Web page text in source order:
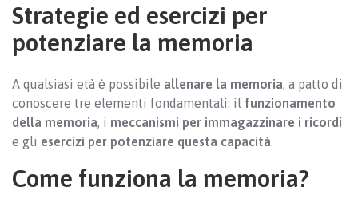
Strategie ed esercizi per
potenziare la memoria
A qualsiasi età è possibile allenare la memoria, a patto di
conoscere tre elementi fondamentali: il funzionamento
della memoria, i meccanismi per immagazzinare i ricordi
e gli esercizi per potenziare questa capacità.
Come funziona la memoria?